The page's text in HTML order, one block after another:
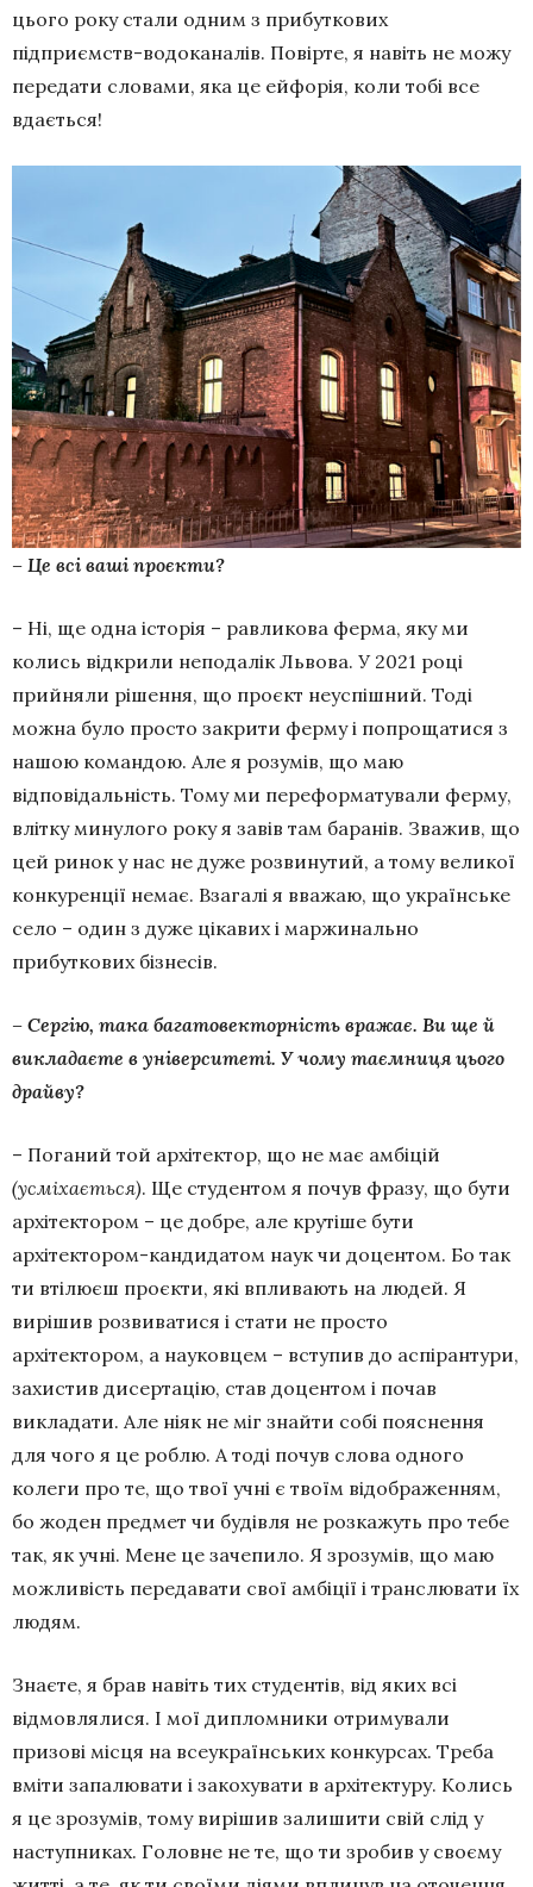
цього року стали одним з прибуткових
підприємств-водоканалів. Повірте, я навіть не можу
передати словами, яка це ейфорія, коли тобі все
вдається!
– Це всі ваші проєкти?
– Ні, ще одна історія – равликова ферма, яку ми
колись відкрили неподалік Львова. У 2021 році
прийняли рішення, що проєкт неуспішний. Тоді
можна було просто закрити ферму і попрощатися з
нашою командою. Але я розумів, що маю
відповідальність. Тому ми переформатували ферму,
влітку минулого року я завів там баранів. Зважив, що
цей ринок у нас не дуже розвинутий, а тому великої
конкуренції немає. Взагалі я вважаю, що українське
село – один з дуже цікавих і маржинально
прибуткових бізнесів.
– Сергію, така багатовекторність вражає. Ви ще й
викладаєте в університеті. У чому таємниця цього
драйву?
– Поганий той архітектор, що не має амбіцій
(усміхається). Ще студентом я почув фразу, що бути
архітектором – це добре, але крутіше бути
архітектором-кандидатом наук чи доцентом. Бо так
ти втілюєш проєкти, які впливають на людей. Я
вирішив розвиватися і стати не просто
архітектором, а науковцем – вступив до аспірантури,
захистив дисертацію, став доцентом і почав
викладати. Але ніяк не міг знайти собі пояснення
для чого я це роблю. А тоді почув слова одного
колеги про те, що твої учні є твоїм відображенням,
бо жоден предмет чи будівля не розкажуть про тебе
так, як учні. Мене це зачепило. Я зрозумів, що маю
можливість передавати свої амбіції і транслювати їх
людям.
Знаєте, я брав навіть тих студентів, від яких всі
відмовлялися. І мої дипломники отримували
призові місця на всеукраїнських конкурсах. Треба
вміти запалювати і закохувати в архітектуру. Колись
я це зрозумів, тому вирішив залишити свій слід у
наступниках. Головне не те, що ти зробив у своєму